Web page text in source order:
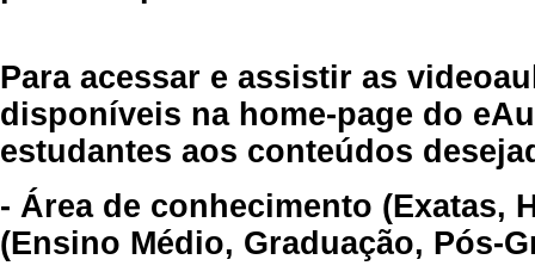
Para acessar e assistir as
disponíveis na home-page do
estudantes aos conteúdos
- Área de conhecimento (Exatas,
(Ensino Médio, Graduação, Pós-